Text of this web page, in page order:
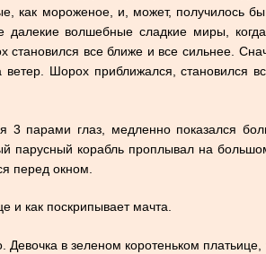
как мороженое, и, может, получилось бы
далекие волшебные сладкие миры,
все ближе и все сильнее.
Шорох приближался, становился
парами глаз, медленно показался
парусный корабль проплывал на
перед окном.
и как поскрипывает мачта.
в зеленом коротеньком платьице,